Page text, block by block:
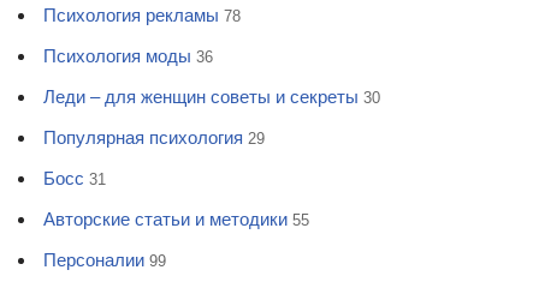
Психология рекламы 78
Психология моды 36
Леди – для женщин советы и секреты 30
Популярная психология 29
Босс 31
Авторские статьи и методики 55
Персоналии 99